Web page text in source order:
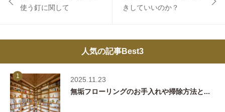
使う釘に関して
きしていいのか？
人気の記事Best3
1
2025.11.23
無垢フローリングのお手入れや掃除方法と...